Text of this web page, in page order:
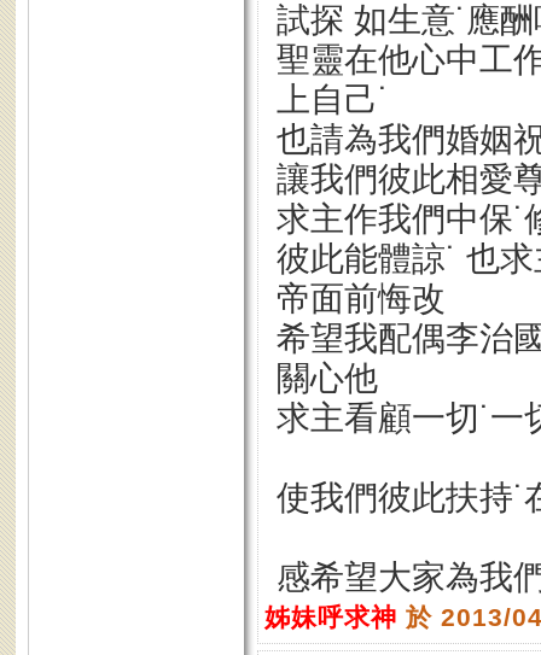
試探 如生意˙應酬
聖靈在他心中工
上自己˙
也請為我們婚姻
讓我們彼此相愛
求主作我們中保˙
彼此能體諒˙ 也
帝面前悔改
希望我配偶李治
關心他
求主看顧一切˙一
使我們彼此扶持˙
感希望大家為我
姊妹呼求神 於 2013/